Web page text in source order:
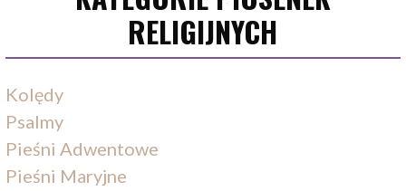
RELIGIJNYCH
Kolędy
Psalmy
Pieśni Adwentowe
Pieśni Maryjne